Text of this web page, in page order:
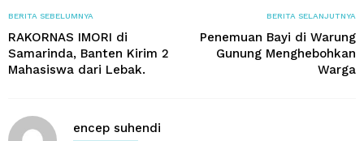
BERITA SEBELUMNYA
RAKORNAS IMORI di
Samarinda, Banten Kirim 2
Mahasiswa dari Lebak.
BERITA SELANJUTNYA
Penemuan Bayi di Warung
Gunung Menghebohkan
Warga
encep suhendi